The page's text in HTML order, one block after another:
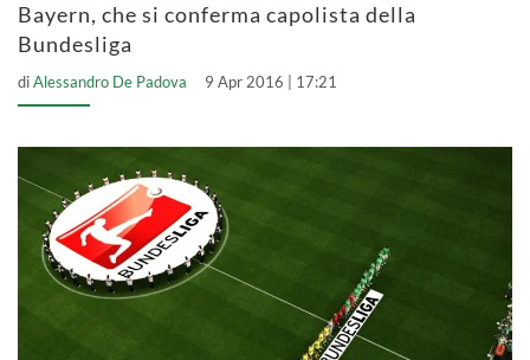
Bayern, che si conferma capolista della
Bundesliga
diAlessandro De Padova 9 Apr 2016 | 17:21